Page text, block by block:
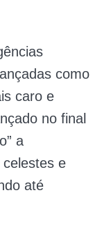
como
caro e
no final
a
e
até